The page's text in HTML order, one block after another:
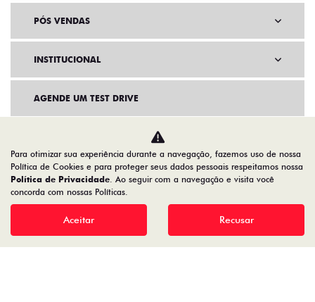
PÓS VENDAS
INSTITUCIONAL
AGENDE UM TEST DRIVE
Para otimizar sua experiência durante a navegação, fazemos uso de nossa
Política de Cookies e para proteger seus dados pessoais respeitamos nossa
Política de Privacidade. Ao seguir com a navegação e visita você
concorda com nossas Políticas.
Aceitar Recusar